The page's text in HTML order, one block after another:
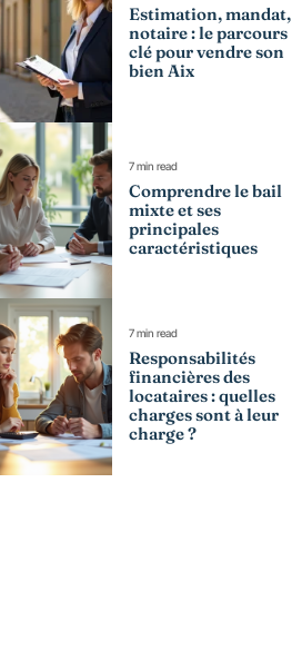
Estimation, mandat,
notaire : le parcours
clé pour vendre son
bien Aix
7 min read
Comprendre le bail
mixte et ses
principales
caractéristiques
7 min read
Responsabilités
financières des
locataires : quelles
charges sont à leur
charge ?